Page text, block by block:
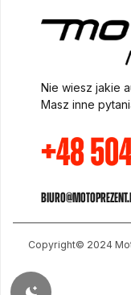
Nie wiesz jakie
Masz inne
+48
Copyright© 2024